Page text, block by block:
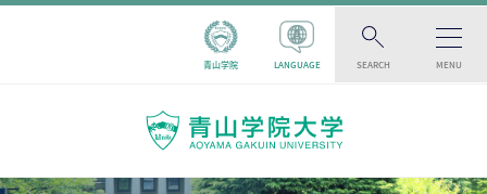
青山学院 LANGUAGE SEARCH MENU